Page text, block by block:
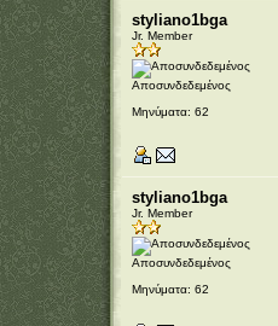
styliano1bga
Jr. Member
Αποσυνδεδεμένος
Μηνύματα: 62
styliano1bga
Jr. Member
Αποσυνδεδεμένος
Μηνύματα: 62